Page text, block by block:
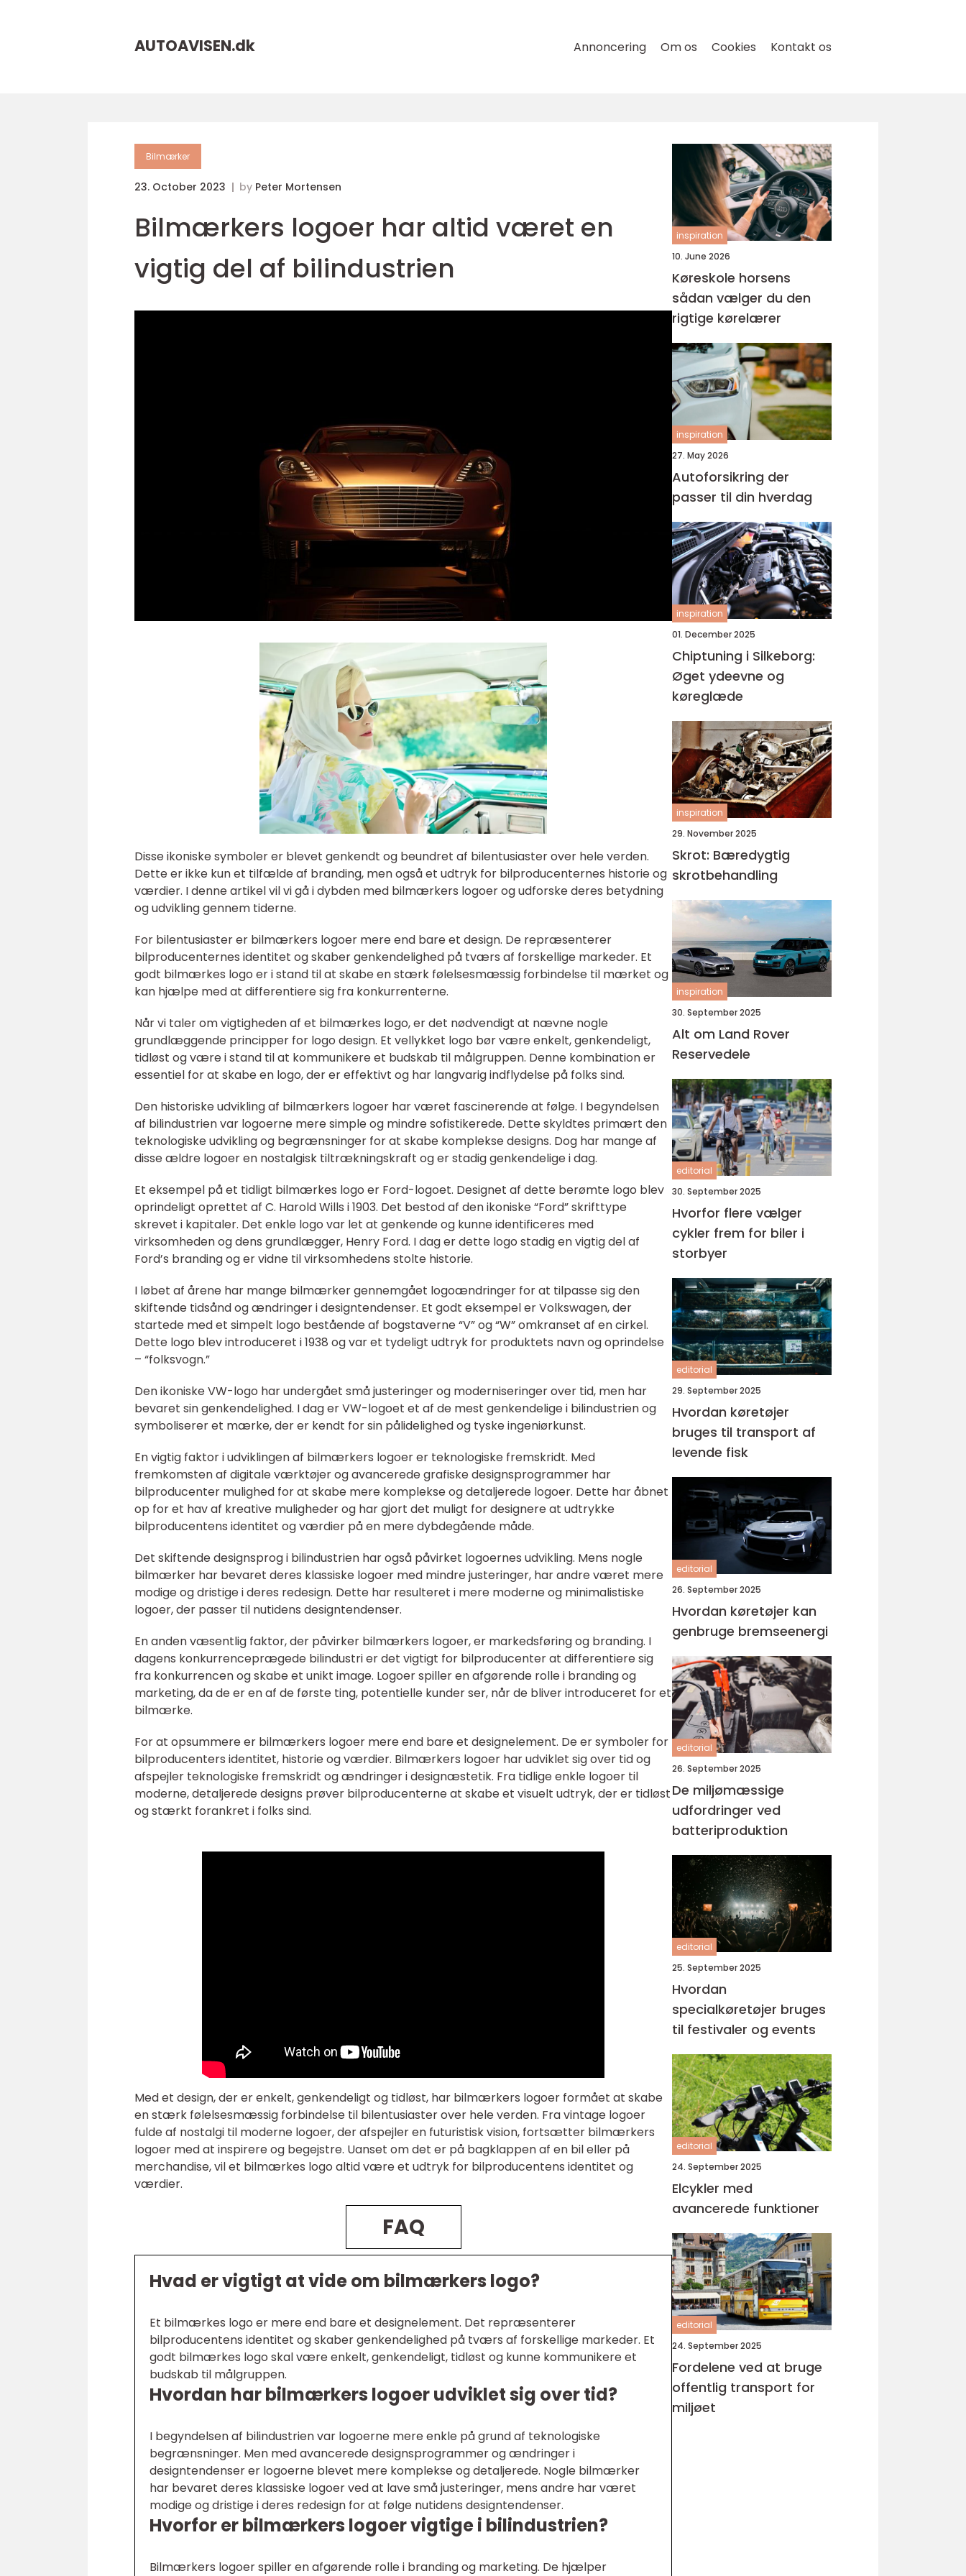
AUTOAVISEN.dk Annoncering Om os Cookies Kontakt os
Bilmærker
23. October 2023 by Peter Mortensen
Bilmærkers logoer har altid været en
vigtig del af bilindustrien
Disse ikoniske symboler er blevet genkendt og beundret af bilentusiaster over hele verden.
Dette er ikke kun et tilfælde af branding, men også et udtryk for bilproducenternes historie og
værdier. I denne artikel vil vi gå i dybden med bilmærkers logoer og udforske deres betydning
og udvikling gennem tiderne.
For bilentusiaster er bilmærkers logoer mere end bare et design. De repræsenterer
bilproducenternes identitet og skaber genkendelighed på tværs af forskellige markeder. Et
godt bilmærkes logo er i stand til at skabe en stærk følelsesmæssig forbindelse til mærket og
kan hjælpe med at differentiere sig fra konkurrenterne.
Når vi taler om vigtigheden af et bilmærkes logo, er det nødvendigt at nævne nogle
grundlæggende principper for logo design. Et vellykket logo bør være enkelt, genkendeligt,
tidløst og være i stand til at kommunikere et budskab til målgruppen. Denne kombination er
essentiel for at skabe en logo, der er effektivt og har langvarig indflydelse på folks sind.
Den historiske udvikling af bilmærkers logoer har været fascinerende at følge. I begyndelsen
af bilindustrien var logoerne mere simple og mindre sofistikerede. Dette skyldtes primært den
teknologiske udvikling og begrænsninger for at skabe komplekse designs. Dog har mange af
disse ældre logoer en nostalgisk tiltrækningskraft og er stadig genkendelige i dag.
Et eksempel på et tidligt bilmærkes logo er Ford-logoet. Designet af dette berømte logo blev
oprindeligt oprettet af C. Harold Wills i 1903. Det bestod af den ikoniske “Ford” skrifttype
skrevet i kapitaler. Det enkle logo var let at genkende og kunne identificeres med
virksomheden og dens grundlægger, Henry Ford. I dag er dette logo stadig en vigtig del af
Ford’s branding og er vidne til virksomhedens stolte historie.
I løbet af årene har mange bilmærker gennemgået logoændringer for at tilpasse sig den
skiftende tidsånd og ændringer i designtendenser. Et godt eksempel er Volkswagen, der
startede med et simpelt logo bestående af bogstaverne “V” og “W” omkranset af en cirkel.
Dette logo blev introduceret i 1938 og var et tydeligt udtryk for produktets navn og oprindelse
– “folksvogn.”
Den ikoniske VW-logo har undergået små justeringer og moderniseringer over tid, men har
bevaret sin genkendelighed. I dag er VW-logoet et af de mest genkendelige i bilindustrien og
symboliserer et mærke, der er kendt for sin pålidelighed og tyske ingeniørkunst.
En vigtig faktor i udviklingen af bilmærkers logoer er teknologiske fremskridt. Med
fremkomsten af digitale værktøjer og avancerede grafiske designsprogrammer har
bilproducenter mulighed for at skabe mere komplekse og detaljerede logoer. Dette har åbnet
op for et hav af kreative muligheder og har gjort det muligt for designere at udtrykke
bilproducentens identitet og værdier på en mere dybdegående måde.
Det skiftende designsprog i bilindustrien har også påvirket logoernes udvikling. Mens nogle
bilmærker har bevaret deres klassiske logoer med mindre justeringer, har andre været mere
modige og dristige i deres redesign. Dette har resulteret i mere moderne og minimalistiske
logoer, der passer til nutidens designtendenser.
En anden væsentlig faktor, der påvirker bilmærkers logoer, er markedsføring og branding. I
dagens konkurrenceprægede bilindustri er det vigtigt for bilproducenter at differentiere sig
fra konkurrencen og skabe et unikt image. Logoer spiller en afgørende rolle i branding og
marketing, da de er en af de første ting, potentielle kunder ser, når de bliver introduceret for et
bilmærke.
For at opsummere er bilmærkers logoer mere end bare et designelement. De er symboler for
bilproducenters identitet, historie og værdier. Bilmærkers logoer har udviklet sig over tid og
afspejler teknologiske fremskridt og ændringer i designæstetik. Fra tidlige enkle logoer til
moderne, detaljerede designs prøver bilproducenterne at skabe et visuelt udtryk, der er tidløst
og stærkt forankret i folks sind.
Med et design, der er enkelt, genkendeligt og tidløst, har bilmærkers logoer formået at skabe
en stærk følelsesmæssig forbindelse til bilentusiaster over hele verden. Fra vintage logoer
fulde af nostalgi til moderne logoer, der afspejler en futuristisk vision, fortsætter bilmærkers
logoer med at inspirere og begejstre. Uanset om det er på bagklappen af en bil eller på
merchandise, vil et bilmærkes logo altid være et udtryk for bilproducentens identitet og
værdier.
FAQ
Hvad er vigtigt at vide om bilmærkers logo?
Et bilmærkes logo er mere end bare et designelement. Det repræsenterer
bilproducentens identitet og skaber genkendelighed på tværs af forskellige markeder. Et
godt bilmærkes logo skal være enkelt, genkendeligt, tidløst og kunne kommunikere et
budskab til målgruppen.
Hvordan har bilmærkers logoer udviklet sig over tid?
I begyndelsen af bilindustrien var logoerne mere enkle på grund af teknologiske
begrænsninger. Men med avancerede designsprogrammer og ændringer i
designtendenser er logoerne blevet mere komplekse og detaljerede. Nogle bilmærker
har bevaret deres klassiske logoer ved at lave små justeringer, mens andre har været
modige og dristige i deres redesign for at følge nutidens designtendenser.
Hvorfor er bilmærkers logoer vigtige i bilindustrien?
Bilmærkers logoer spiller en afgørende rolle i branding og marketing. De hjælper
inspiration
10. June 2026
Køreskole horsens
sådan vælger du den
rigtige kørelærer
inspiration
27. May 2026
Autoforsikring der
passer til din hverdag
inspiration
01. December 2025
Chiptuning i Silkeborg:
Øget ydeevne og
køreglæde
inspiration
29. November 2025
Skrot: Bæredygtig
skrotbehandling
inspiration
30. September 2025
Alt om Land Rover
Reservedele
editorial
30. September 2025
Hvorfor flere vælger
cykler frem for biler i
storbyer
editorial
29. September 2025
Hvordan køretøjer
bruges til transport af
levende fisk
editorial
26. September 2025
Hvordan køretøjer kan
genbruge bremseenergi
editorial
26. September 2025
De miljømæssige
udfordringer ved
batteriproduktion
editorial
25. September 2025
Hvordan
specialkøretøjer bruges
til festivaler og events
editorial
24. September 2025
Elcykler med
avancerede funktioner
editorial
24. September 2025
Fordelene ved at bruge
offentlig transport for
miljøet